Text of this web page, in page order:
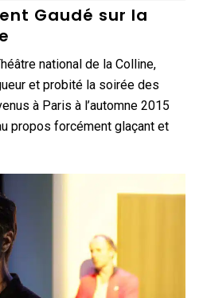
Gaudé sur la
national de la Colline,
et probité la soirée des
à Paris à l’automne 2015
propos forcément glaçant et